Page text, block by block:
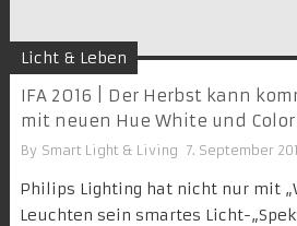
Licht & Leben
IFA 2016 | Der Herbst kann
mit neuen Hue White und
By Smart Light & Living 7. September
Philips Lighting hat nicht nur mit
Leuchten sein smartes Licht-